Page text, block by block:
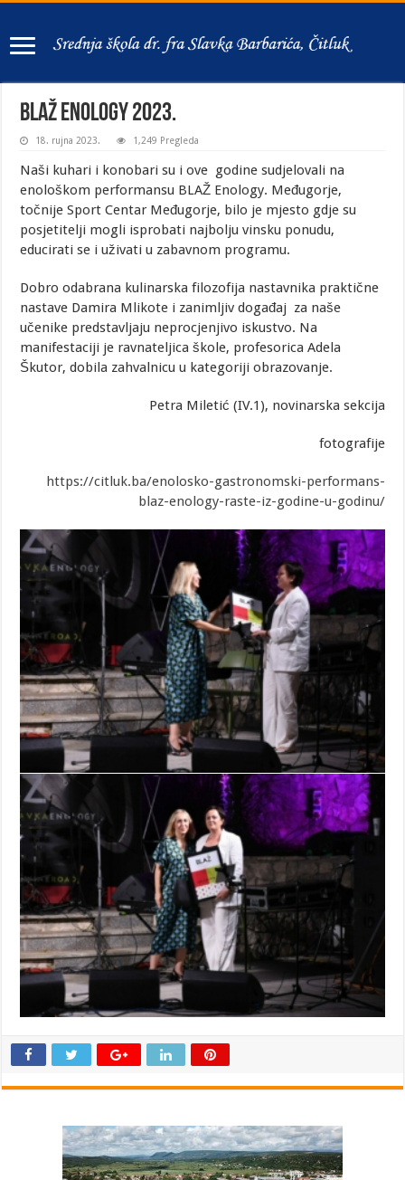
BLAŽ Enology 2023.
18. rujna 2023. 1,249 Pregleda
Naši kuhari i konobari su i ove godine sudjelovali na
enološkom performansu BLAŽ Enology. Međugorje,
točnije Sport Centar Međugorje, bilo je mjesto gdje su
posjetitelji mogli isprobati najbolju vinsku ponudu,
educirati se i uživati u zabavnom programu.
Dobro odabrana kulinarska filozofija nastavnika praktične
nastave Damira Mlikote i zanimljiv događaj za naše
učenike predstavljaju neprocjenjivo iskustvo. Na
manifestaciji je ravnateljica škole, profesorica Adela
Škutor, dobila zahvalnicu u kategoriji obrazovanje.
Petra Miletić (IV.1), novinarska sekcija
fotografije
https://citluk.ba/enolosko-gastronomski-performans-
blaz-enology-raste-iz-godine-u-godinu/